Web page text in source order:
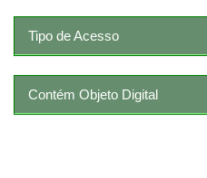
Tipo de Acesso
Contém Objeto Digital